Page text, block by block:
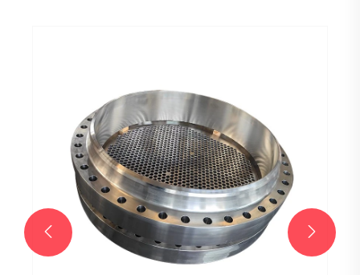
Voir plus >>
 